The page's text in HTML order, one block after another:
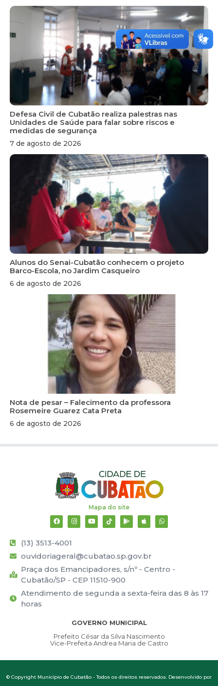
Defesa Civil de Cubatão realiza palestras nas
Unidades de Saúde para falar sobre riscos e
medidas de segurança
7 de agosto de 2026
Alunos do Senai-Cubatão conhecem o projeto
Barco-Escola, no Jardim Casqueiro
6 de agosto de 2026
Nota de pesar – Falecimento da professora
Rosemeire Guarez Cata Preta
6 de agosto de 2026
Mapa do site
(13) 3513-4001
ouvidoriageral@cubatao.sp.gov.br
Praça dos Emancipadores, s/nº - Centro -
Cubatão/SP - CEP 11510-900
Atendimento de segunda a sexta-feira das 8 às 17
horas
GOVERNO MUNICIPAL
Prefeito César da Silva Nascimento
Vice-Prefeita Andrea Maria de Castro
© Copyright Município de Cubatão - Todos os direitos reservados. Desenvolvido por